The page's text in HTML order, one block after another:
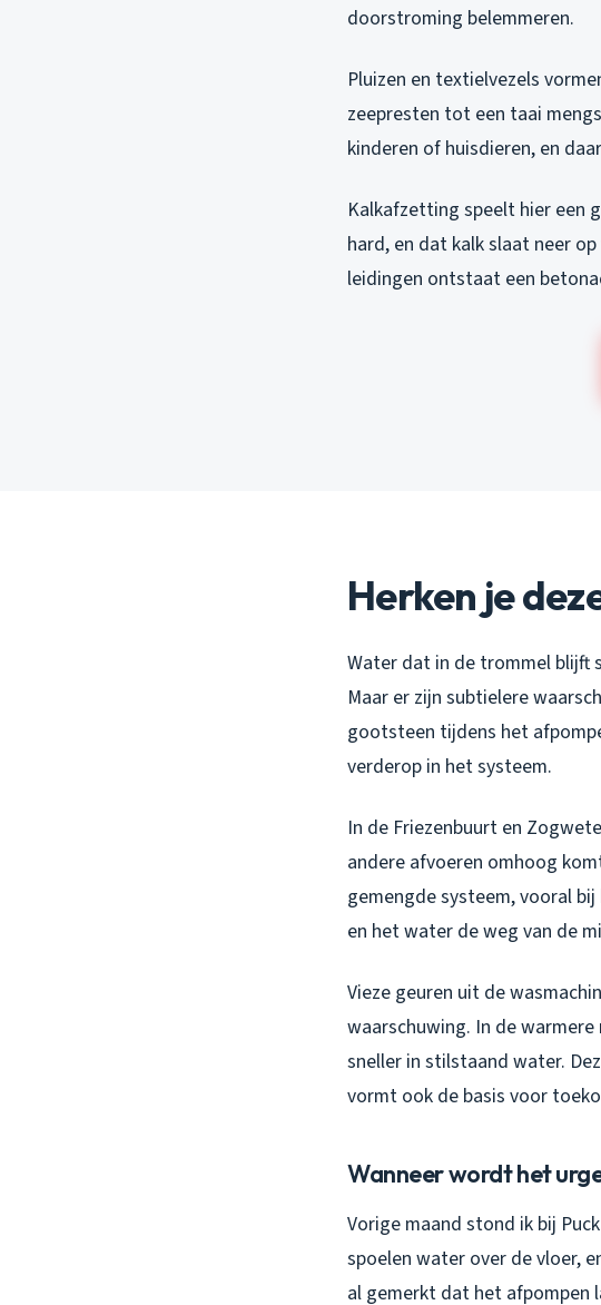
doorstroming belemmeren.
Pluizen en textielvezels
zeepresten tot een taai
kinderen of huisdieren, en
Kalkafzetting speelt hier een
hard, en dat kalk slaat neer
leidingen ontstaat een
Herken je
Water dat in de trommel blijft
Maar er zijn subtielere
gootsteen tijdens het
verderop in het systeem.
In de Friezenbuurt en
andere afvoeren omhoog
gemengde systeem, vooral
en het water de weg van de
Vieze geuren uit de
waarschuwing. In de
sneller in stilstaand water.
vormt ook de basis voor
Wanneer wordt het
Vorige maand stond ik bij
spoelen water over de vloer,
al gemerkt dat het afpompen